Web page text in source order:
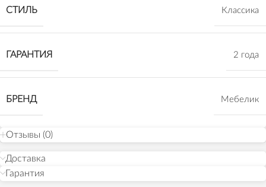
СТИЛЬ Классика
ГАРАНТИЯ 2 года
БРЕНД Мебелик
Отзывы (0)
Доставка
Гарантия